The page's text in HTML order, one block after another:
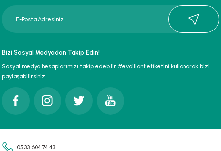
Ürün açıklamasında eksik bilgiler bulunuyor.
Bizi Sosyal Medyadan Takip Edin!
Sosyal medya hesaplarımızı takip edebilir #evaillant etiketini kullanarak bizi
paylaşabilirsiniz.
0533 604 74 43